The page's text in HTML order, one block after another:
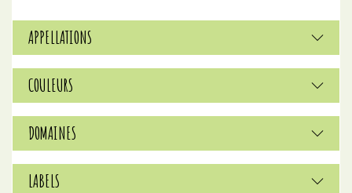
APPELLATIONS
COULEURS
DOMAINES
LABELS